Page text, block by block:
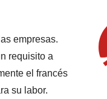
empresas.
requisito a
el francés
su labor.